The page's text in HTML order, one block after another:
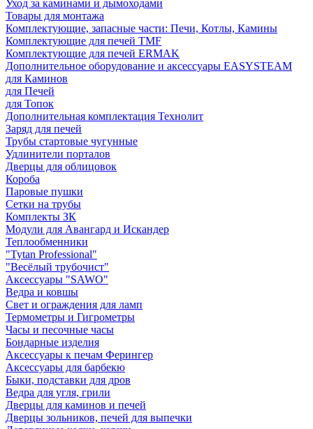
Уход за каминами и дымоходами
Товары для монтажа
Комплектующие, запасные части: Печи, Котлы, Камины
Комплектующие для печей TMF
Комплектующие для печей ERMAK
Дополнительное оборудование и аксессуары EASYSTEAM
для Каминов
для Печей
для Топок
Дополнительная комплектация Технолит
Заряд для печей
Трубы стартовые чугунные
Удлинители порталов
Дверцы для облицовок
Короба
Паровые пушки
Сетки на трубы
Комплекты ЗК
Модули для Авангард и Искандер
Теплообменники
"Tytan Professional"
"Весёлый трубочист"
Аксессуары "SAWO"
Ведра и ковшы
Свет и ограждения для ламп
Термометры и Гигрометры
Часы и песочные часы
Бондарные изделия
Аксессуары к печам Ферингер
Аксессуары для барбекю
Быки, подставки для дров
Ведра для угля, грили
Дверцы для каминов и печей
Дверцы зольников, печей для выпечки